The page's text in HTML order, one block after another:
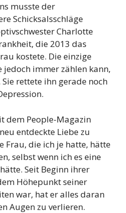
musste der
Schicksalsschläge
Charlotte
die 2013 das
kostete. Die einzige
jedoch immer zählen kann,
rettete ihn gerade noch
dem People-Magazin
entdeckte Liebe zu
Frau, die ich je hatte, hätte
selbst wenn ich es eine
Seit Beginn ihrer
Höhepunkt seiner
war, hat er alles daran
Augen zu verlieren.